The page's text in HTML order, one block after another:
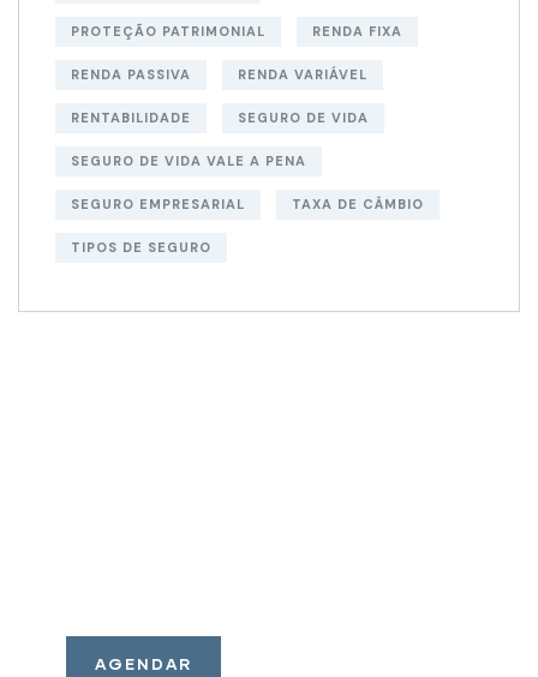
PROTEÇÃO PATRIMONIAL RENDA FIXA
RENDA PASSIVA RENDA VARIÁVEL
RENTABILIDADE SEGURO DE VIDA
SEGURO DE VIDA VALE A PENA
SEGURO EMPRESARIAL TAXA DE CÂMBIO
TIPOS DE SEGURO
AGENDAR